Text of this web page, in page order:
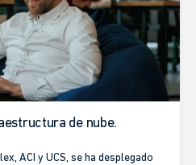
de nube.
ACI y UCS, se ha desplegado